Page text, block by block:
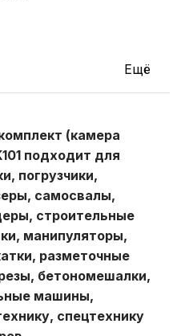
Ещё
(камера
подходит для
погрузчики,
самосвалы,
строительные
манипуляторы,
разметочные
бетономешалки,
машины,
спецтехнику